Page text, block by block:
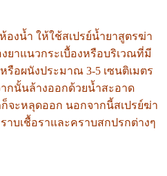
งน้ำ ให้ใช้สเปรย์น้ำยาสูตรฆ่า
ยาแนวกระเบื้องหรือบริเวณที่มี
อผนังประมาณ 3-5 เซนติเมตร
กนั้นล้างออกด้วยน้ำสะอาด
จะหลุดออก นอกจากนี้สเปรย์ฆ่า
าบเชื้อราและคราบสกปรกต่างๆ